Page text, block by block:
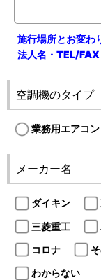
施行場所とお変わ
法人名・TEL/
空調機のタイプ
業務用エアコン
メーカー名
ダイキン
三菱重工
コロナ
わからない